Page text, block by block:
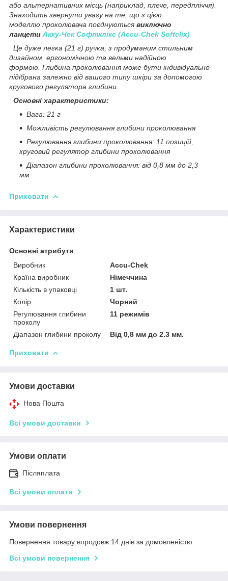
або альтернативних місць (наприклад, плече, передпліччя).
Знаходить звернути увагу на те, що з цією
моделлю проколювача поєднуються виключно
ланцети Акку-Чек Софтклікс (Accu-Chek Softclix)
Це дуже легка (21 г) ручка, з продуманим стильним
дизайном, ергономічною та вельми надійною
формою. Глибина проколювання може бути індивідуально
підібрана залежно від вашого типу шкіри за допомогою
кругового регулятора глибини.
Основні характеристики:
Вага: 21 г
Можливість регулювання глибини проколювання
Регулювання глибини проколювання: 11 позицій,
круговий регулятор глибини проколювання
Діапазон глибини проколювання: від 0,8 мм до 2,3
мм
Приховати
Характеристики
Основні атрибути
Виробник
Accu-Chek
Країна виробник
Німеччина
Кількість в упаковці
1 шт.
Колір
Чорний
Регулювання глибини
проколу
11 режимів
Діапазон глибини проколу Від 0,8 мм до 2.3 мм.
Приховати
Умови доставки
Нова Пошта
Всі умови доставки
Умови оплати
Післяплата
Всі умови оплати
Умови повернення
Повернення товару впродовж 14 днів за домовленістю
Всі умови повернення